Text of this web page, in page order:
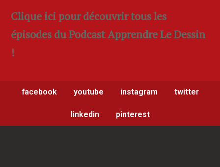
Clique ici pour découvrir tous les
épisodes du Podcast Apprendre Le Dessin
!
facebook youtube instagram twitter
linkedin pinterest